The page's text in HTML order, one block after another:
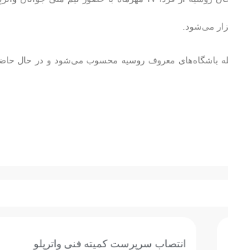
می‌شود.
هم از جمله باشگاه‌های معروف روسیه محسوب می‌شود و در حال
واترپلو
دومین طلای هومر